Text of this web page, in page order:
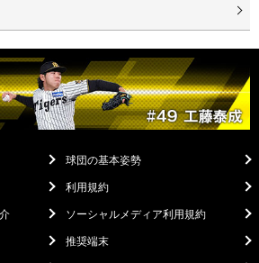
球団の基本姿勢
利用規約
ソーシャルメディア利用規約
推奨端末